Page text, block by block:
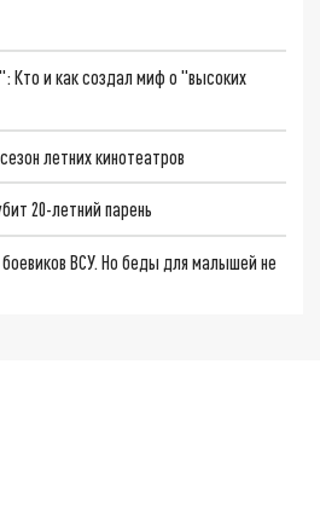
Кто и как создал миф о "высоких
летних кинотеатров
20-летний парень
ВСУ. Но беды для малышей не